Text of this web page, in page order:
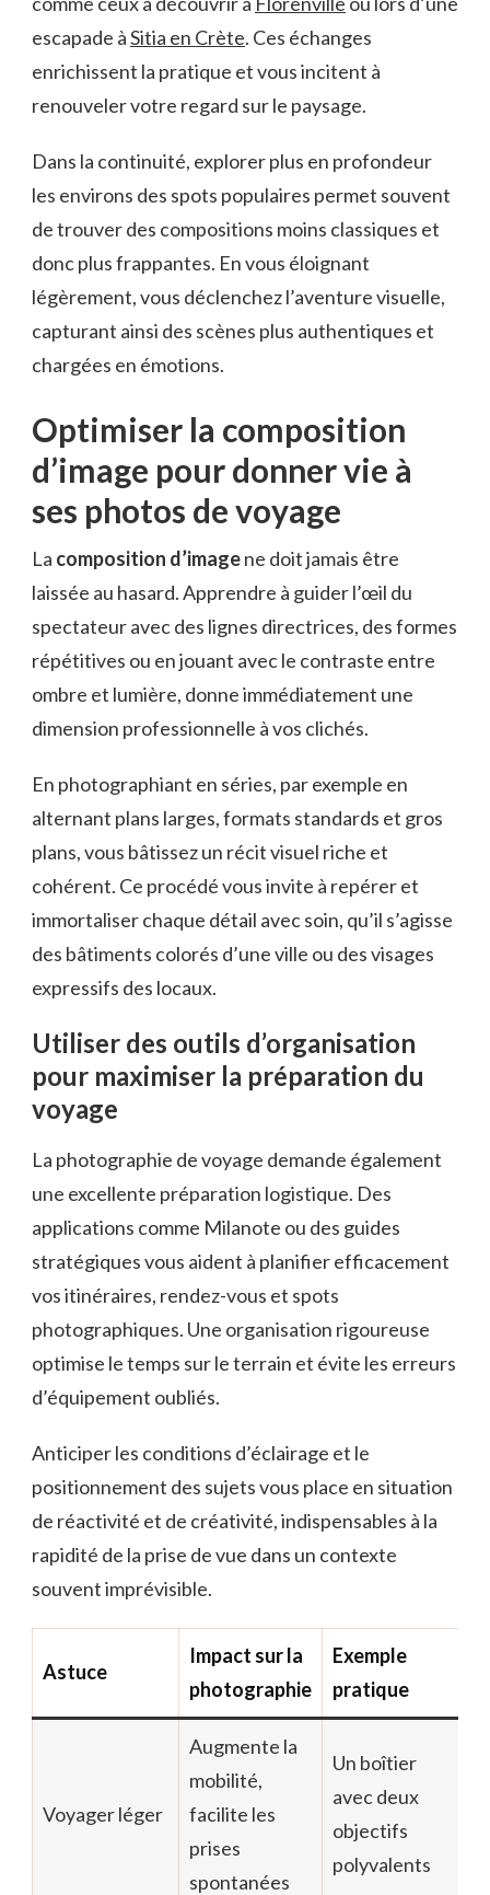
escapade àSitia en Crète. Ces échanges
enrichissent la pratique et vous incitent à
renouveler votre regard sur le paysage.
Dans la continuité, explorer plus en profondeur
les environs des spots populaires permet souvent
de trouver des compositions moins classiques et
donc plus frappantes. En vous éloignant
légèrement, vous déclenchez l’aventure visuelle,
capturant ainsi des scènes plus authentiques et
chargées en émotions.
Optimiser la composition
d’image pour donner vie à
ses photos de voyage
La composition d’imagene doit jamais être
laissée au hasard. Apprendre à guider l’œil du
spectateur avec des lignes directrices, des formes
répétitives ou en jouant avec le contraste entre
ombre et lumière, donne immédiatement une
dimension professionnelle à vos clichés.
En photographiant en séries, par exemple en
alternant plans larges, formats standards et gros
plans, vous bâtissez un récit visuel riche et
cohérent. Ce procédé vous invite à repérer et
immortaliser chaque détail avec soin, qu’il s’agisse
des bâtiments colorés d’une ville ou des visages
expressifs des locaux.
Utiliser des outils d’organisation
pour maximiser la préparation du
voyage
La photographie de voyage demande également
une excellente préparation logistique. Des
applications comme Milanote ou des guides
stratégiques vous aident à planifier efficacement
vos itinéraires, rendez-vous et spots
photographiques. Une organisation rigoureuse
optimise le temps sur le terrain et évite les erreurs
d’équipement oubliés.
Anticiper les conditions d’éclairage et le
positionnement des sujets vous place en situation
de réactivité et de créativité, indispensables à la
rapidité de la prise de vue dans un contexte
souvent imprévisible.
Astuce
Impact sur la
photographie
Exemple
pratique
Voyager léger
Augmente la
mobilité,
facilite les
prises
spontanées
Un boîtier
avec deux
objectifs
polyvalents